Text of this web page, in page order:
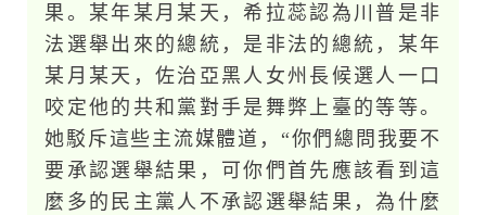
果。某年某月某天，希拉蕊認為川普是非
法選舉出來的總統，是非法的總統，某年
某月某天，佐治亞黑人女州長候選人一口
咬定他的共和黨對手是舞弊上臺的等等。
她駁斥這些主流媒體道，“你們總問我要不
要承認選舉結果，可你們首先應該看到這
麼多的民主黨人不承認選舉結果，為什麼